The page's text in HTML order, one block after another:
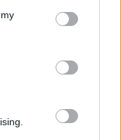
31
υποβολής